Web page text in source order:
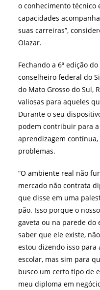
o conhecimento técnico
capacidades
suas carreiras”,
Olazar.
Fechando a 6ª edição
conselheiro federal do
do Mato Grosso do Sul,
valiosas para aqueles
Durante o seu
podem contribuir para
aprendizagem
problemas.
“O ambiente real não
mercado não contrata
que disse em uma
pão. Isso porque o
gaveta ou na parede do
saber que ele existe,
estou dizendo isso
escolar, mas sim para
busco um certo tipo de
meu diploma em